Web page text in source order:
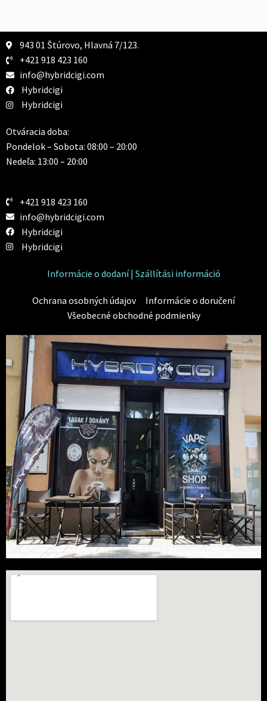
943 01 Štúrovo, Hlavná 7/123.
+421 918 423 160
info@hybridcigi.com
Hybridcigi
Hybridcigi
Otváracia doba:
Pondelok – Sobota: 08:00 – 20:00
Nedeľa: 13:00 – 20:00
+421 918 423 160
info@hybridcigi.com
Hybridcigi
Hybridcigi
Informácie o dodaní | Szállítási információ
Ochrana osobných údajov
Informácie o doručení
Všeobecné obchodné podmienky